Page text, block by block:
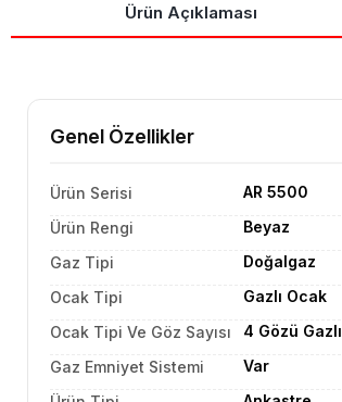
Ürün Açıklaması
Genel Özellikler
Ürün Serisi
AR 5500
Ürün Rengi
Beyaz
Gaz Tipi
Doğalgaz
Ocak Tipi
Gazlı Ocak
Ocak Tipi Ve Göz Sayısı
4 Gözü Gazlı
Gaz Emniyet Sistemi
Var